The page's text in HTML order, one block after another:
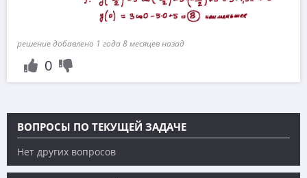
решение добавлено 1 года 8 месяцев назад
0
ВОПРОСЫ ПО ТЕКУЩЕЙ ЗАДАЧЕ
Нет других вопросов